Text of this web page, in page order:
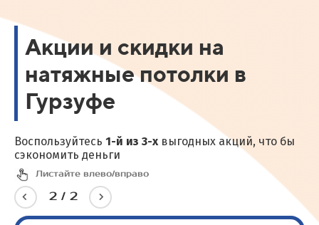
Акции и скидки на
натяжные потолки в
Гурзуфе
Воспользуйтесь 1-й из 3-х выгодных акций, что бы
сэкономить деньги
Листайте влево/вправо
2/ 2